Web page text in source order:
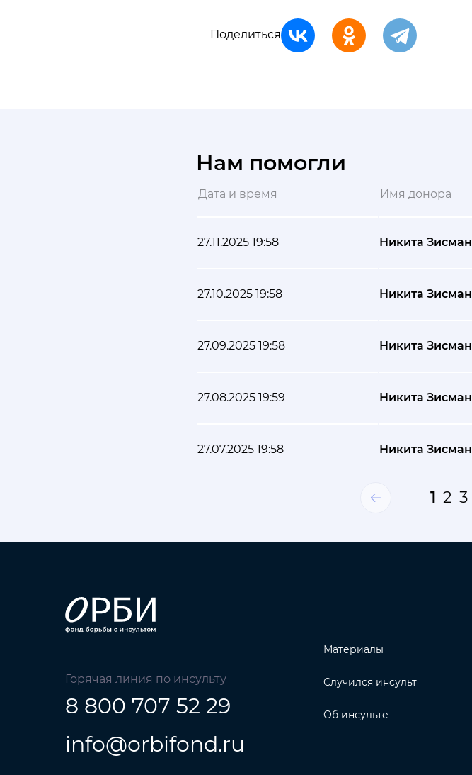
Поделиться
Нам помогли
Дата и время Имя донора
27.11.2025 19:58 Никита Зисман
27.10.2025 19:58 Никита Зисман
27.09.2025 19:58 Никита Зисман
27.08.2025 19:59 Никита Зисман
27.07.2025 19:58 Никита Зисман
1 2 3
Горячая линия по инсульту
8 800 707 52 29
info@orbifond.ru
Материалы
Случился инсульт
Об инсульте